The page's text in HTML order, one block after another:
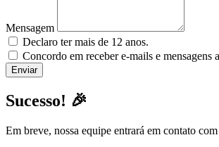
Mensagem
Declaro ter mais de 12 anos.
Concordo em receber e-mails e
Sucesso! 🎉
Em breve, nossa equipe entrará em contato